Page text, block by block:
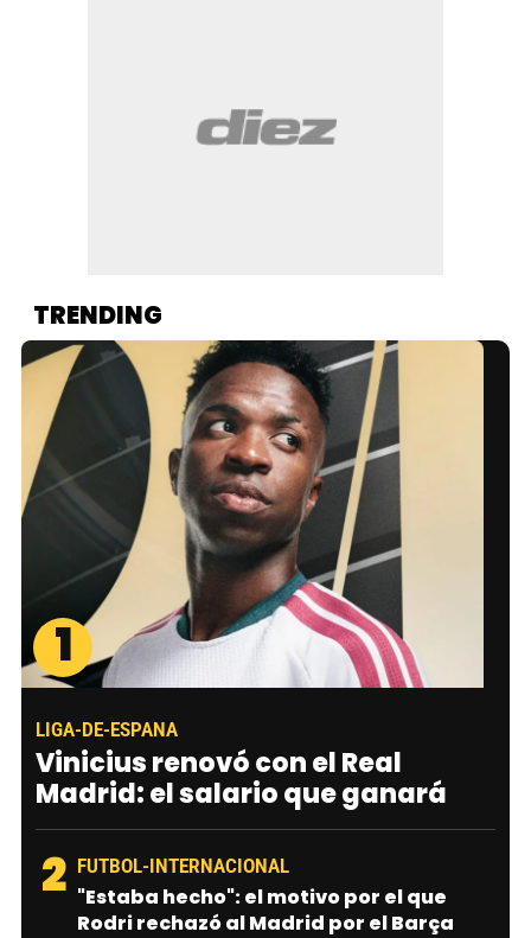
TRENDING
1
LIGA-DE-ESPANA
Vinicius renovó con el Real
Madrid: el salario que ganará
2 FUTBOL-INTERNACIONAL
"Estaba hecho": el motivo por el que
Rodri rechazó al Madrid por el Barça